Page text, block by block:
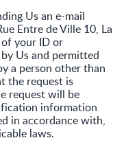
Us an e-mail
Entre de Ville 10, La
your ID or
Us and permitted
a person other than
the request is
request will be
information
in accordance with,
laws.